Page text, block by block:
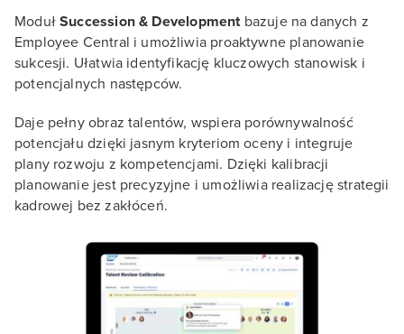
ModułSuccession & Developmentbazuje na danych z
Employee Central i umożliwia proaktywne planowanie
sukcesji. Ułatwia identyfikację kluczowych stanowisk i
potencjalnych następców.
Daje pełny obraz talentów, wspiera porównywalność
potencjału dzięki jasnym kryteriom oceny i integruje
plany rozwoju z kompetencjami. Dzięki kalibracji
planowanie jest precyzyjne i umożliwia realizację strategii
kadrowej bez zakłóceń.